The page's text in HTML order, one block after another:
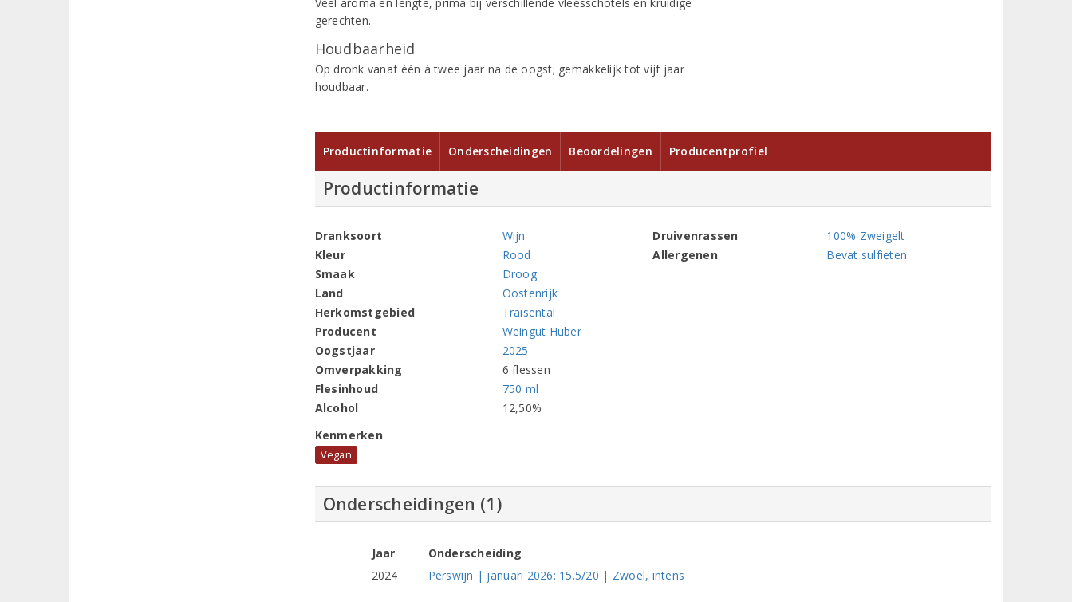
gerechten.
Houdbaarheid
Op dronk vanaf één à twee jaar na de oogst; gemakkelijk tot vijf jaar
houdbaar.
Productinformatie Onderscheidingen Beoordelingen Producentprofiel
Productinformatie
Dranksoort
Wijn
Kleur
Rood
Smaak
Droog
Land
Oostenrijk
Herkomstgebied
Traisental
Producent
Weingut Huber
Oogstjaar
2025
Omverpakking
6 flessen
Flesinhoud
750 ml
Alcohol
12,50%
Druivenrassen
100% Zweigelt
Allergenen
Bevat sulfieten
Kenmerken
Vegan
Onderscheidingen (1)
Jaar
Onderscheiding
2024
Perswijn | januari 2026: 15.5/20 | Zwoel, intens